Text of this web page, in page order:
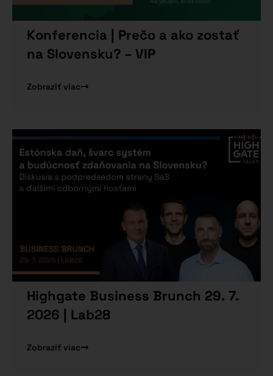
Konferencia | Prečo a ako zostať
na Slovensku? – VIP
Zobraziť viac
Highgate Business Brunch 29. 7.
2026 | Lab28
Zobraziť viac